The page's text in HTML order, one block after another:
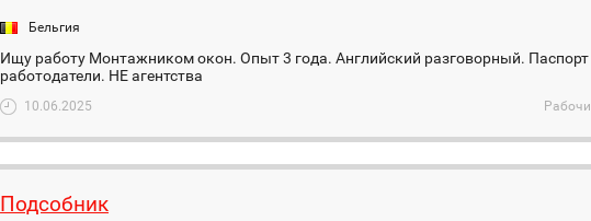
Бельгия
Ищу работу Монтажником окон. Опыт 3 года. Английский разговорный.
работодатели. НЕ агентства
10.06.2025
Подсобник